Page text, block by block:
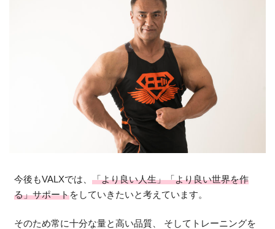
今後もVALXでは、 「より良い人生」「より良い世界を作
る」サポートをしていきたいと考えています。
そのため常に十分な量と高い品質、 そしてトレーニングを